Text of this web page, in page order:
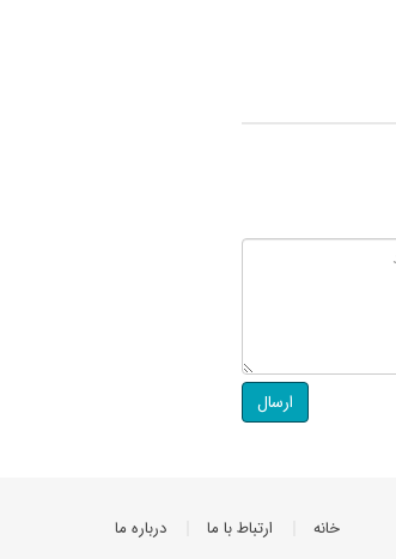
ارسال
خانه ارتباط با ما درباره ما